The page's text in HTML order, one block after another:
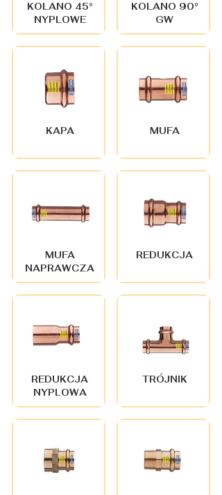
KOLANO 45°
NYPLOWE
KAPA
MUFA
NAPRAWCZA
REDUKCJA
NYPLOWA
KOLANO 90°
GW
MUFA
REDUKCJA
TRÓJNIK